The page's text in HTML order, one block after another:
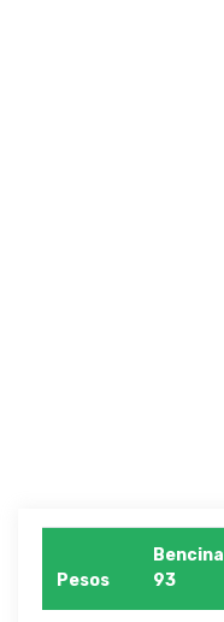
Pesos
Bencina
93